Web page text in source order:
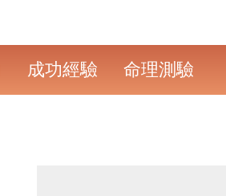
成功經驗 命理測驗